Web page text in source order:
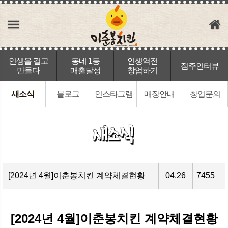
인생을 걸고
만들다
동네 1등
매출달성
인생역전
창업하기
점주인터뷰
새소식 블로그 인스타그램 매장안내 창업문의
[2024년 4월]이춘봉치킨 계약체결현황 04.26 7455
[2024년 4월]이춘봉치킨 계약체결현황